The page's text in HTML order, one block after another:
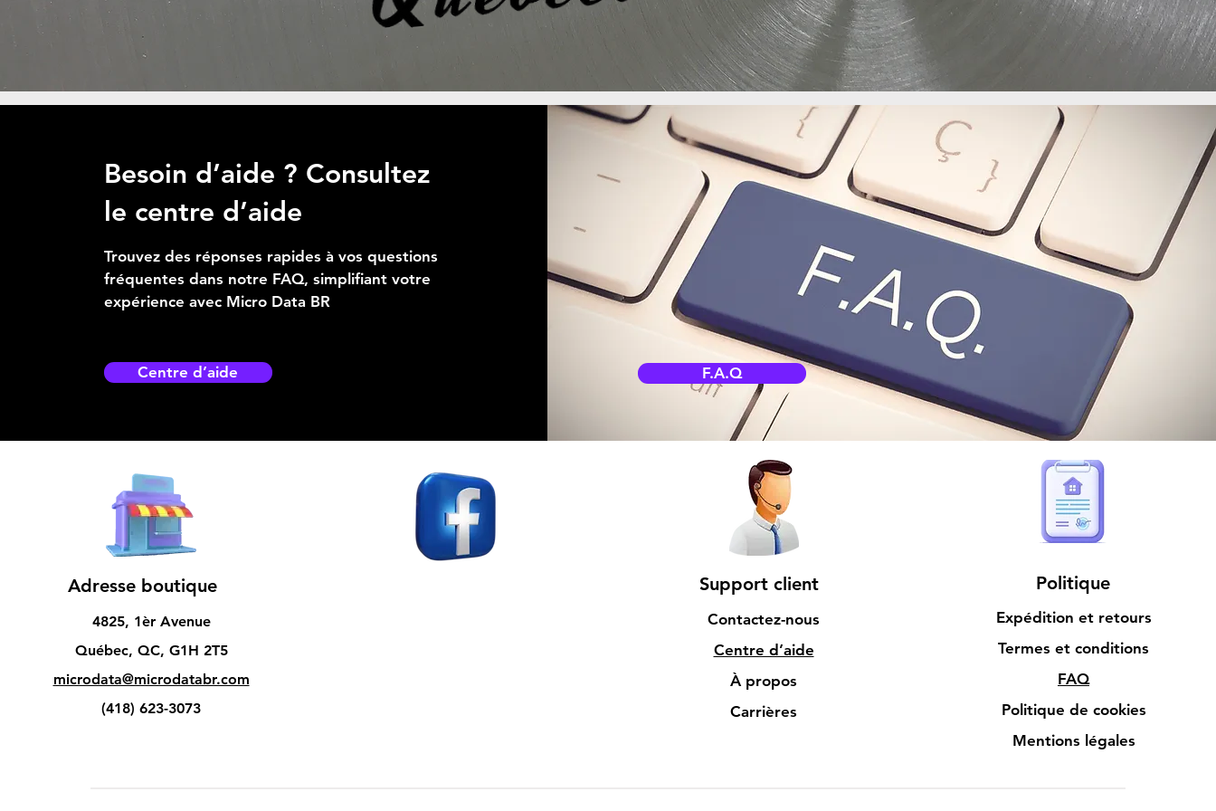
Besoin d’aide ? Consultez
le centre d’aide
Trouvez des réponses rapides à vos questions
fréquentes dans notre FAQ, simplifiant votre
expérience avec Micro Data BR
Centre d’aide F.A.Q
Adresse boutique
4825, 1èr Avenue
Québec, QC, G1H 2T5
microdata@microdatabr.com
(418) 623-3073
Support client
Contactez-nous
Centre d’aide
À propos
Carrières
Politique
Expédition et retours
Termes et conditions
FAQ
Politique de cookies
Mentions légales